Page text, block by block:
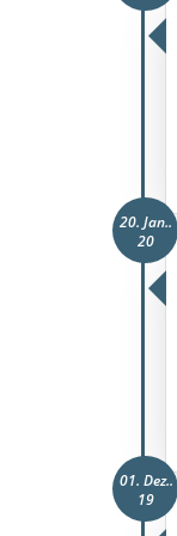
20. Jan..
20
01. Dez..
19